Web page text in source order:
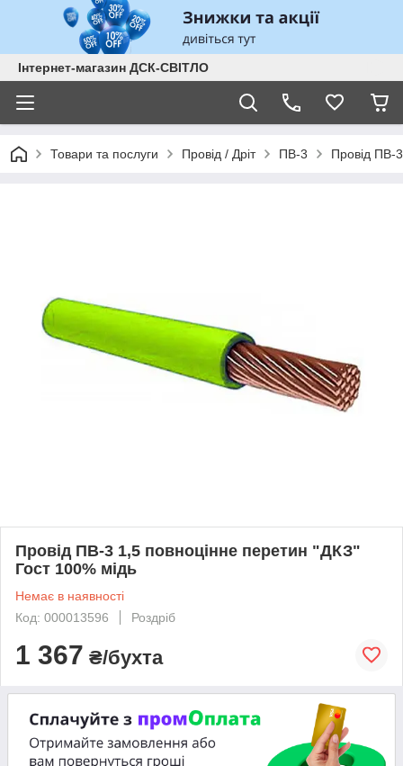
Інтернет-магазин ДСК-СВІТЛО
Товари та послуги Провід / Дріт ПВ-3 Провід ПВ-
Провід ПВ-3 1,5 повноцінне перетин "ДКЗ"
Гост 100% мідь
Немає в наявності
Код: 000013596
Роздріб
1 367 ₴/бухта